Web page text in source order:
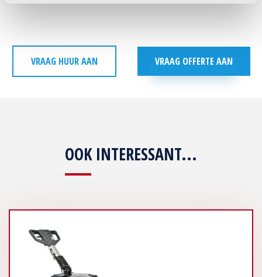
VRAAG HUUR AAN VRAAG OFFERTE AAN
OOK INTERESSANT...